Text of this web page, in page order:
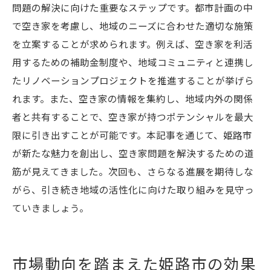
問題の解決に向けた重要なステップです。都市計画の中
で空き家を考慮し、地域のニーズに合わせた適切な施策
を立案することが求められます。例えば、空き家を利活
用するための補助金制度や、地域コミュニティと連携し
たリノベーションプロジェクトを推進することが挙げら
れます。また、空き家の情報を集約し、地域内外の関係
者と共有することで、空き家が持つポテンシャルを最大
限に引き出すことが可能です。本記事を通じて、姫路市
が新たな魅力を創出し、空き家問題を解決するための道
筋が見えてきました。次回も、さらなる進展を期待しな
がら、引き続き地域の活性化に向けた取り組みを見守っ
ていきましょう。
市場動向を踏まえた姫路市の効果